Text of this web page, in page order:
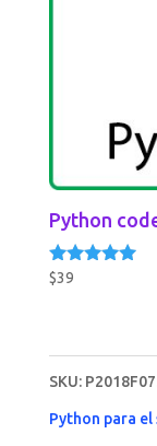
Python
Rated
$39
SKU:
Python para